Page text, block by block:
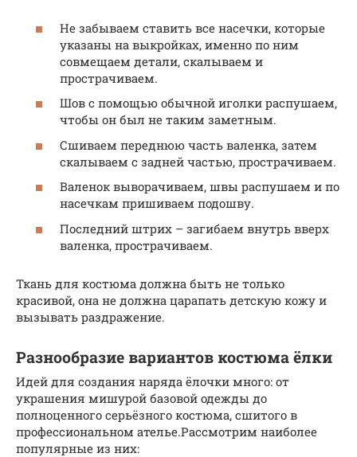
Не забываем ставить все насечки, которые
указаны на выкройках, именно по ним
совмещаем детали, скалываем и
прострачиваем.
Шов с помощью обычной иголки распушаем,
чтобы он был не таким заметным.
Сшиваем переднюю часть валенка, затем
скалываем с задней частью, прострачиваем.
Валенок выворачиваем, швы распушаем и по
насечкам пришиваем подошву.
Последний штрих – загибаем внутрь вверх
валенка, прострачиваем.
Ткань для костюма должна быть не только
красивой, она не должна царапать детскую кожу и
вызывать раздражение.
Разнообразие вариантов костюма ёлки
Идей для создания наряда ёлочки много: от
украшения мишурой базовой одежды до
полноценного серьёзного костюма, сшитого в
профессиональном ателье.Рассмотрим наиболее
популярные из них: